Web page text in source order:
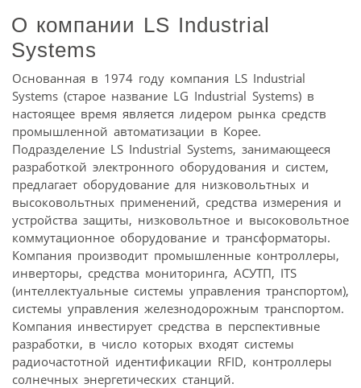
О компании LS Industrial
Systems
Основанная в 1974 году компания LS Industrial
Systems (старое название LG Industrial Systems) в
настоящее время является лидером рынка средств
промышленной автоматизации в Корее.
Подразделение LS Industrial Systems, занимающееся
разработкой электронного оборудования и систем,
предлагает оборудование для низковольтных и
высоковольтных применений, средства измерения и
устройства защиты, низковольтное и высоковольтное
коммутационное оборудование и трансформаторы.
Компания производит промышленные контроллеры,
инверторы, средства мониторинга, АСУТП, ITS
(интеллектуальные системы управления транспортом),
системы управления железнодорожным транспортом.
Компания инвестирует средства в перспективные
разработки, в число которых входят системы
радиочастотной идентификации RFID, контроллеры
солнечных энергетических станций.